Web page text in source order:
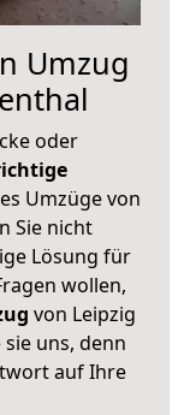
Umzug
oder
Umzüge von
Sie nicht
Lösung für
wollen,
von Leipzig
uns, denn
auf Ihre